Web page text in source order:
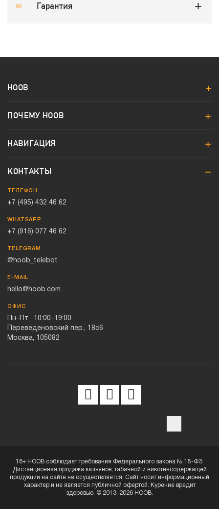
Гарантия
HOOB
ПОЧЕМУ HOOB
НАВИГАЦИЯ
КОНТАКТЫ
ТЕЛЕФОН
+7 (495) 432 46 62
WHATSAPP
+7 (916) 077 46 62
TELEGRAM
@hoob_telebot
E-MAIL
hello@hoob.com
ОФИС
Пн–Пт · 10:00–19:00
Переведеновский пер., 18с6
Москва, 105082
18+ HOOB соблюдает требования Федерального закона № 15-ФЗ.
Дистанционная продажа кальянов, табачной и никотинсодержащей
продукции на сайте не осуществляется. Сайт носит информационный
характер и не является публичной офертой. Курение вредит
здоровью. © 2013–2026 HOOB.